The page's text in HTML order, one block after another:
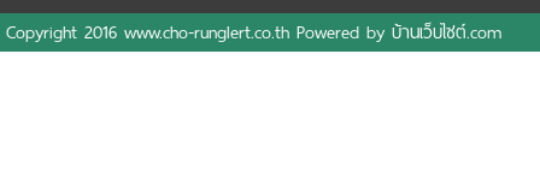
Copyright 2016 www.cho-runglert.co.th Powered by บ้านเว็บไซต์.com